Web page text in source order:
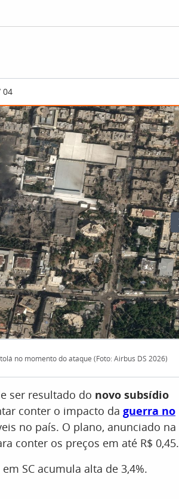
no momento do ataque (Foto: Airbus DS 2026)
ser resultado do novo subsídio
conter o impacto da guerra no
no país. O plano, anunciado na
conter os preços em até R$ 0,45.
SC acumula alta de 3,4%.